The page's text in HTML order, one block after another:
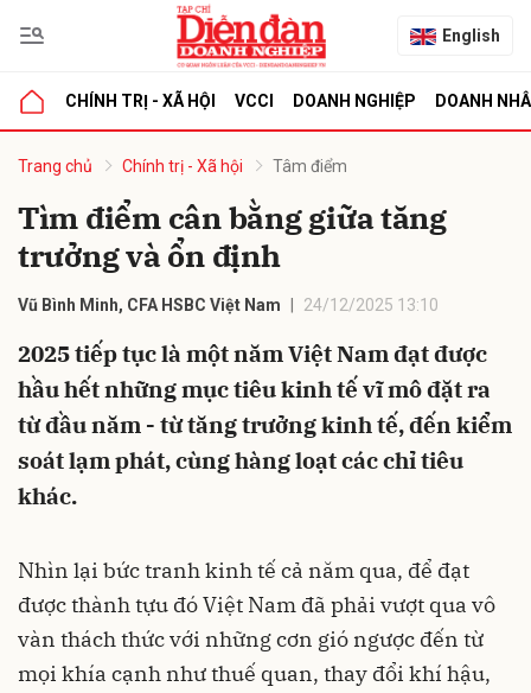
English
CHÍNH TRỊ - XÃ HỘI VCCI DOANH NGHIỆP DOANH
Trang chủ Chính trị - Xã hội Tâm điểm
Tìm điểm cân bằng giữa tăng
trưởng và ổn định
Vũ Bình Minh, CFA HSBC Việt Nam 24/12/2025 13:10
2025 tiếp tục là một năm Việt Nam đạt được
hầu hết những mục tiêu kinh tế vĩ mô đặt ra
từ đầu năm - từ tăng trưởng kinh tế, đến kiểm
soát lạm phát, cùng hàng loạt các chỉ tiêu
khác.
Nhìn lại bức tranh kinh tế cả năm qua, để đạt
được thành tựu đó Việt Nam đã phải vượt qua vô
vàn thách thức với những cơn gió ngược đến từ
mọi khía cạnh như thuế quan, thay đổi khí hậu,
luận
Hủy